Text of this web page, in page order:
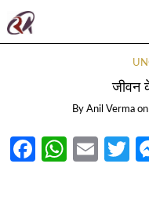
जीवन
By Anil Verma on
Facebook